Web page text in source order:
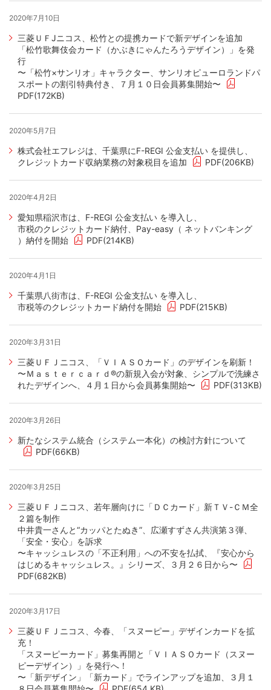
2020年7月10日
三菱ＵＦJニコス、松竹との提携カードで新デザインを追加
「松竹歌舞伎会カード（かぶきにゃんたろうデザイン）」を発
行
〜「松竹×サンリオ」キャラクター、サンリオピューロランドパ
スポートの割引特典付き、７月１０日会員募集開始〜
PDF(172KB)
2020年5月7日
株式会社エフレジは、千葉県にF-REGI 公金支払い を提供し、
クレジットカード収納業務の対象税目を追加
PDF(206KB)
2020年4月2日
愛知県稲沢市は、F-REGI 公金支払い を導入し、
市税のクレジットカード納付、Pay-easy（ ネットバンキング
）納付を開始
PDF(214KB)
2020年4月1日
千葉県八街市は、F-REGI 公金支払い を導入し、
市税等のクレジットカード納付を開始
PDF(215KB)
2020年3月31日
三菱ＵＦＪニコス、「ＶＩＡＳＯカード」のデザインを刷新！
〜Ｍａｓｔｅｒｃａｒｄ®の新規入会が対象、シンプルで洗練さ
れたデザインへ、４月１日から会員募集開始〜
PDF(313KB)
2020年3月26日
新たなシステム統合（システム一本化）の検討方針について
PDF(66KB)
2020年3月25日
三菱ＵＦＪニコス、若年層向けに「ＤＣカード」新ＴＶ-ＣＭ全
２篇を制作
中井貴一さんと“カッパとたぬき”、広瀬すずさん共演第３弾、
「安全・安心」を訴求
〜キャッシュレスの「不正利用」への不安を払拭、『安心から
はじめるキャッシュレス。』シリーズ、３月２６日から〜
PDF(682KB)
2020年3月17日
三菱ＵＦＪニコス、今春、「スヌーピー」デザインカードを拡
充！
「スヌーピーカード」募集再開と「ＶＩＡＳＯカード（スヌー
ピーデザイン）」を発行へ！
〜「新デザイン」「新カード」でラインアップを追加、３月１